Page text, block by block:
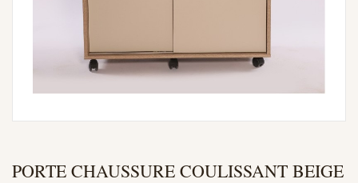
PORTE CHAUSSURE COULISSANT BEIGE